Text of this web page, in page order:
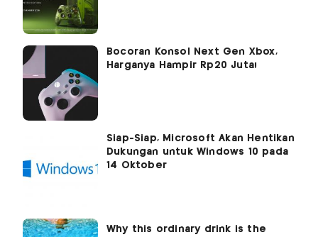
Bocoran Konsol Next Gen Xbox,
Harganya Hampir Rp20 Juta!
Siap-Siap, Microsoft Akan Hentikan
Dukungan untuk Windows 10 pada
14 Oktober